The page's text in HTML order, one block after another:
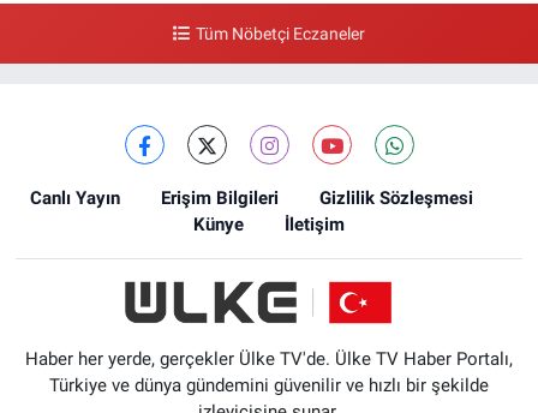
Tüm Nöbetçi Eczaneler
Canlı Yayın Erişim Bilgileri
Gizlilik Sözleşmesi
Künye
İletişim
Haber her yerde, gerçekler Ülke TV'de. Ülke TV Haber Portalı,
Türkiye ve dünya gündemini güvenilir ve hızlı bir şekilde